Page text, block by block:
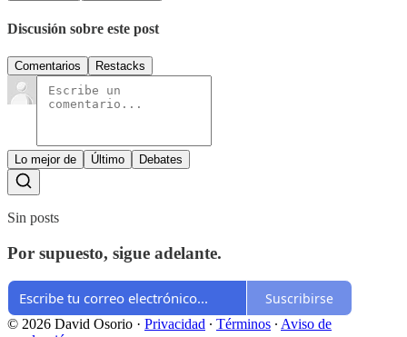
Discusión sobre este post
Comentarios Restacks
Lo mejor de Último Debates
Sin posts
Por supuesto, sigue adelante.
Suscribirse
© 2026 David Osorio · Privacidad ∙ Términos ∙ Aviso de